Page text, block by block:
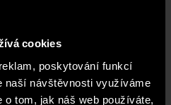
cookies
poskytování funkcí
naší návštěvnosti využíváme
tom, jak náš web používáte,
due in 5 days from the
Agreement